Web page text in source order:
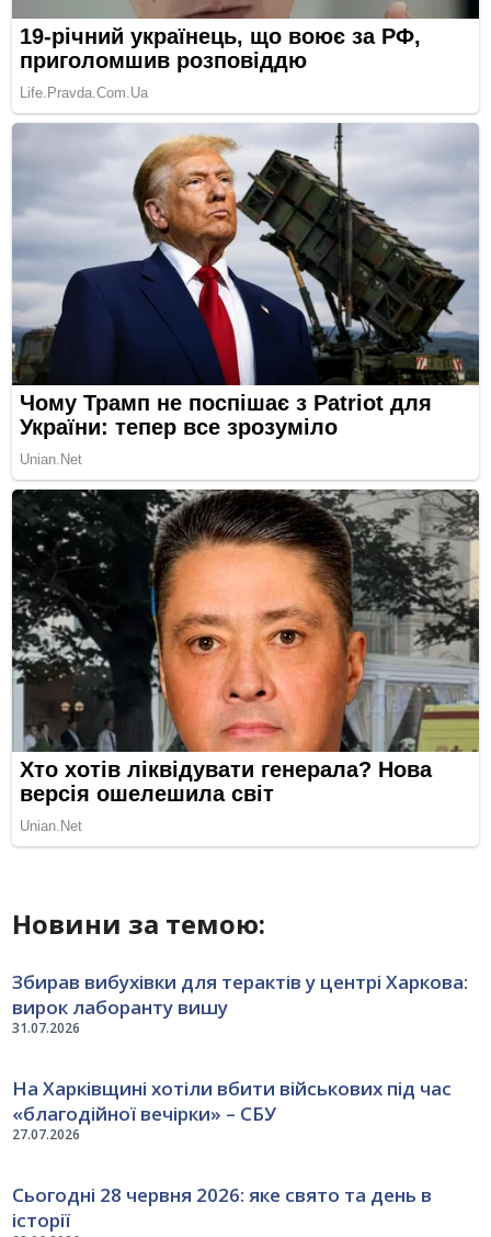
Новини за темою:
31.07.2026
Збирав вибухівки для терактів у центрі Харкова:
вирок лаборанту вишу
27.07.2026
На Харківщині хотіли вбити військових під час
«благодійної вечірки» – СБУ
Сьогодні 28 червня 2026: яке свято та день в
історії